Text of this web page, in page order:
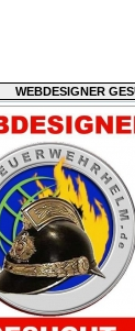
WEBDESIGNER